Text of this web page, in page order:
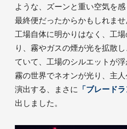
ような、ズーンと重い空気を
最終便だったからかもしれま
工場自体に明かりはなく、工
り、霧やガスの煙が光を拡散
ていて、工場のシルエットが
霧の世界でネオンが光り、主
演出する、まさに
「ブレード
出しました。